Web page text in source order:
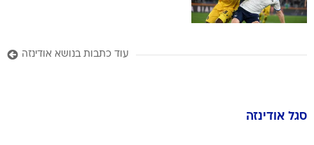
עוד כתבות בנושא אודינזה
סגל אודינזה